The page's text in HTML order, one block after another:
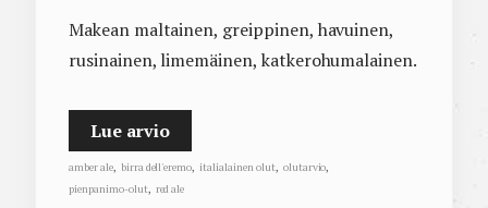
Makean maltainen, greippinen, havuinen,
rusinainen, limemäinen, katkerohumalainen.
Lue arvio
amber ale, birra dell'eremo, italialainen olut, olutarvio,
pienpanimo-olut, red ale